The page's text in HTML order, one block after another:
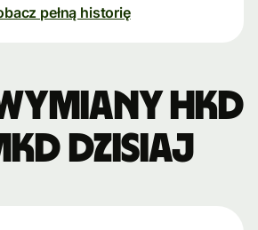
pełną historię
HKD
dzisiaj